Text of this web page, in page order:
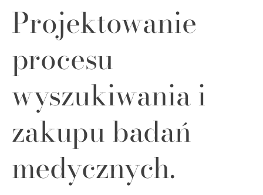
Projektowanie
procesu
wyszukiwania i
zakupu badań
medycznych.